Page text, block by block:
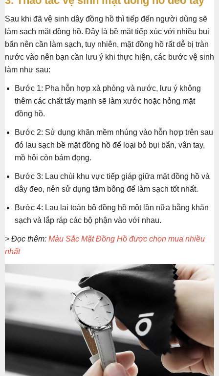
Sau khi đã vệ sinh dây đồng hồ thì tiếp đến người dùng sẽ
làm sạch mặt đồng hồ. Đây là bề mặt tiếp xúc với nhiều bụi
bẩn nên cần làm sạch, tuy nhiên, mặt đồng hồ rất dễ bị tràn
nước vào nên bạn cần lưu ý khi thực hiện, các bước vệ sinh
làm như sau:
Bước 1: Pha hỗn hợp xà phòng và nước, lưu ý không
thêm các chất tẩy mạnh sẽ làm xước hoặc hỏng mặt
đồng hồ.
Bước 2: Sử dụng khăn mềm nhúng vào hỗn hợp trên sau
đó lau sạch bề mặt đồng hồ để loại bỏ bụi bẩn, vân tay,
mồ hôi còn bám đọng.
Bước 3: Lau chùi khu vực tiếp giáp giữa mặt đồng hồ và
dây đeo, nên sử dụng tăm bông để làm sạch tốt nhất.
Bước 4: Lau lại toàn bộ đồng hồ một lần nữa bằng khăn
sạch và lắp ráp các bộ phận vào với nhau.
> Đọc thêm: Màu Sắc Mặt Đồng Hồ được chọn mua nhiều
nhất